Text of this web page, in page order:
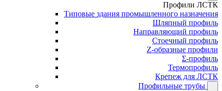
Профили ЛСТК
Типовые здания промышленного назначения
Шляпный профиль
Направляющий профиль
Стоечный профиль
Z-образные профили
Σ-профиль
Термопрофиль
Крепеж для ЛСТК
Профильные трубы